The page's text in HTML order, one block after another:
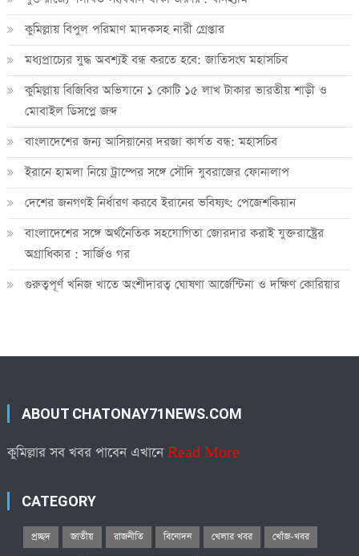
কুমিল্লায় বিপুল পরিমাণ মাদকসহ নারী গ্রেপ্তার
মধ্যপ্রাচ্যের যুদ্ধ অবশ্যই বন্ধ করতে হবে: জাতিসংঘ মহাসচিব
কুমিল্লায় বিজিবির অভিযানে ১ কোটি ১৫ লাখ টাকার ভারতীয় শাড়ী ও
মোবাইল ডিসপ্লে জব্দ
বাংলাদেশের জন্য আসিয়ানের দরজা কার্যত বন্ধ: মহাসচিব
ইরানে হামলা নিয়ে ট্রাম্পের সঙ্গে সৌদি যুবরাজের ফোনালাপ
দেশের জনগণই নির্ধারণ করবে ইরানের ভবিষ্যৎ: পেজেশকিয়ান
বাংলাদেশের সঙ্গে অর্থনৈতিক সহযোগিতা জোরদার করাই যুক্তরাষ্ট্রের
অগ্রাধিকার : সার্জিও গর
গুরুত্বপূর্ণ খনিজ খাতে অংশীদারত্ব ঘোষণা আর্জেন্টিনা ও দক্ষিণ কোরিয়ার
ABOUT CHATONAY71NEWS.COM
কুমিল্লার সব খবর পাবেন এখানেRead More
CATEGORY
প্রচ্ছদ জাতীয় রাজনীতি বিনোদন খেলার খবর খোঁজ-খবর